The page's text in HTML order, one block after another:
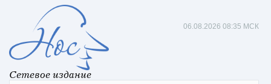
Сетевое издание
06.08.2026 08:35 МСК